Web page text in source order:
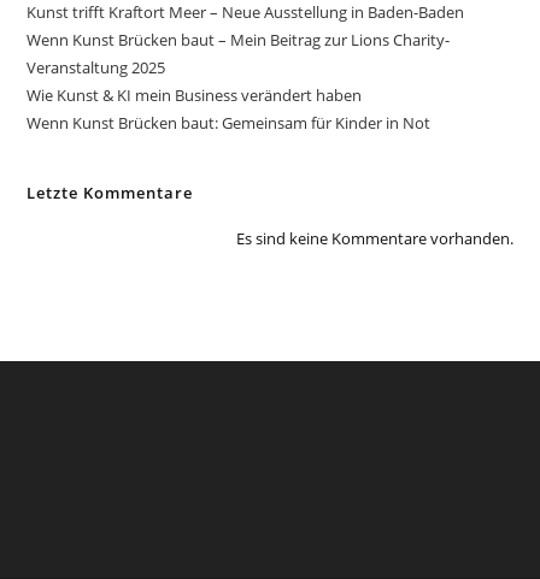
Kunst trifft Kraftort Meer – Neue Ausstellung in Baden-Baden
Wenn Kunst Brücken baut – Mein Beitrag zur Lions Charity-
Veranstaltung 2025
Wie Kunst & KI mein Business verändert haben
Wenn Kunst Brücken baut: Gemeinsam für Kinder in Not
Letzte Kommentare
Es sind keine Kommentare vorhanden.